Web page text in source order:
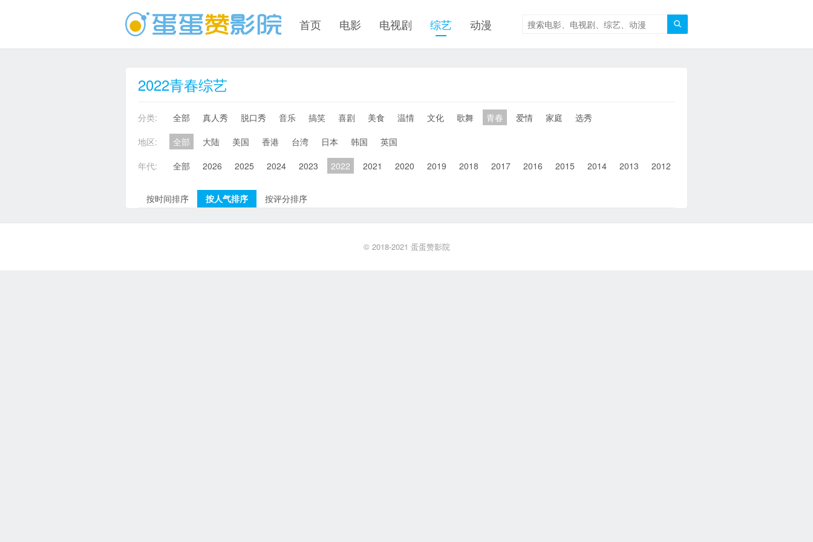

首页 电影 电视剧 综艺 动漫
2022青春综艺
分类: 全部 真人秀 脱口秀 音乐 搞笑 喜剧 美食 温情 文化 歌舞 青春 爱情 家庭
选秀
地区:
全部 大陆 美国 香港 台湾 日本 韩国
英国
年代:
全部 2026 2025 2024 2023 2022 2021 2020 2019 2018 2017 2016 2015 2014 2013 2012
按时间排序 按人气排序 按评分排序
© 2018-2021 蛋蛋赞影院